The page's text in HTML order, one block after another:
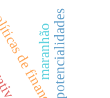
potencialidades
maranhão